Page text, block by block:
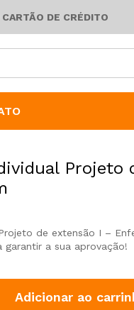
DE CRÉDITO
Projeto
de extensão I –
garantir a sua aprovação!
Adicionar ao